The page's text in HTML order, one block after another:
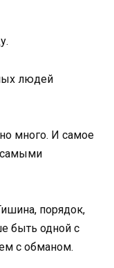
людей
много. И самое
самыми
порядок,
быть одной с
с обманом.